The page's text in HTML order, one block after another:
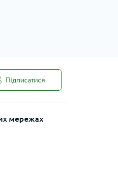
Підписатися
мережах